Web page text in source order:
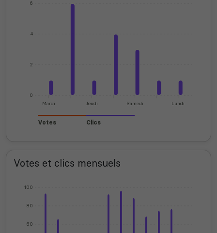
0
2
4
6
Mardi Jeudi Samedi Lundi
Votes Clics
Votes et clics mensuels
60
80
100